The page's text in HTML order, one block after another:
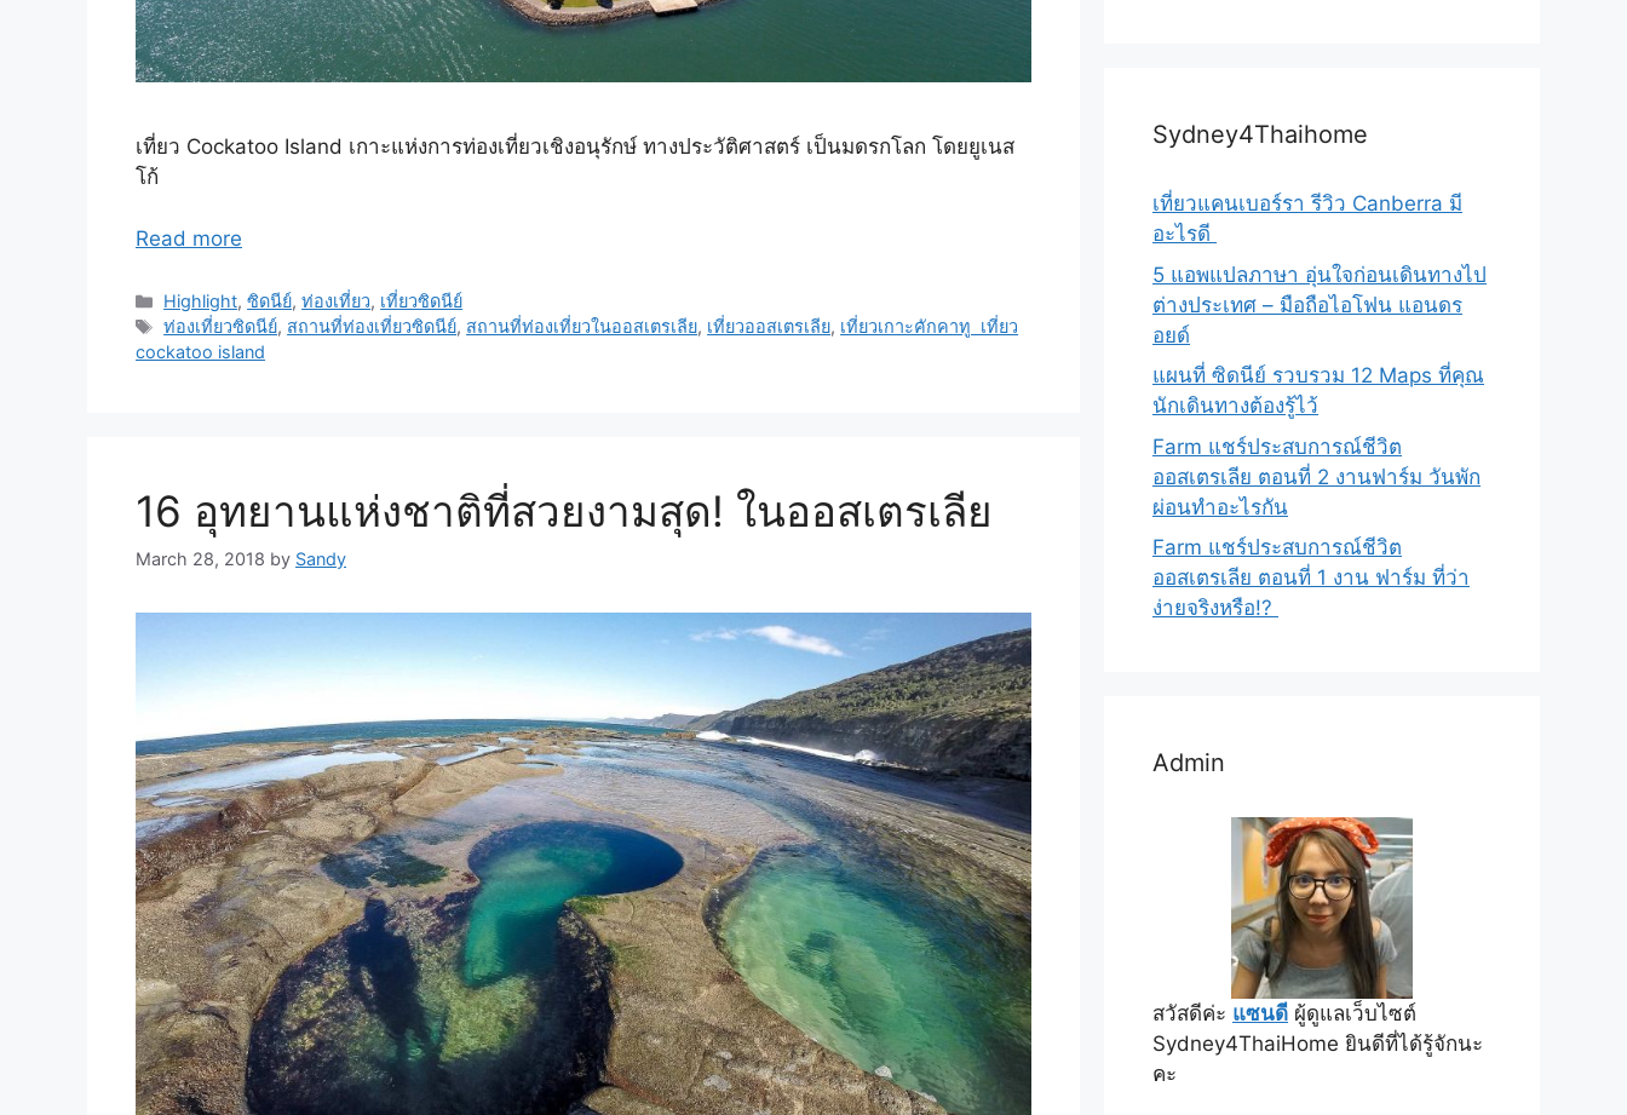
เที่ยว Cockatoo Island เกาะแห่งการท่องเที่ยวเชิงอนุรักษ์ ทางประวัติศาสตร์ เป็นมดรกโลก โดยยูเนส
โก้
Read more
Highlight,ซิดนีย์,ท่องเที่ยว, เที่ยวซิดนีย์
ท่องเที่ยวซิดนีย์, สถานที่ท่องเที่ยวซิดนีย์, สถานที่ท่องเที่ยวในออสเตรเลีย, เที่ยวออสเตรเลีย, เที่ยวเกาะคักคาทู เที่ยว
cockatoo island
16 อุทยานแห่งชาติที่สวยงามสุด! ในออสเตรเลีย
March 28, 2018 by Sandy
Sydney4Thaihome
เที่ยวแคนเบอร์รา รีวิว Canberra มี
อะไรดี
5 แอพแปลภาษา อุ่นใจก่อนเดินทางไป
ต่างประเทศ – มือถือไอโฟน แอนดร
อยด์
แผนที่ ซิดนีย์ รวบรวม 12 Maps ที่คุณ
นักเดินทางต้องรู้ไว้
Farm แชร์ประสบการณ์ชีวิต
ออสเตรเลีย ตอนที่ 2 งานฟาร์ม วันพัก
ผ่อนทำอะไรกัน
Farm แชร์ประสบการณ์ชีวิต
ออสเตรเลีย ตอนที่ 1 งาน ฟาร์ม ที่ว่า
ง่ายจริงหรือ!?
Admin
สวัสดีค่ะ แซนดี ผู้ดูแลเว็บไซต์
Sydney4ThaiHome ยินดีที่ได้รู้จักนะ
คะ